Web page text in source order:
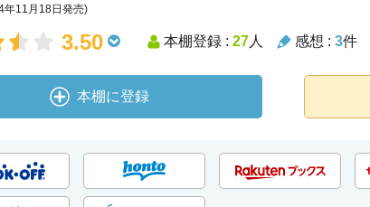
年11月18日発売)
3.50 本棚登録 : 27人 感想 : 3件
本棚に登録